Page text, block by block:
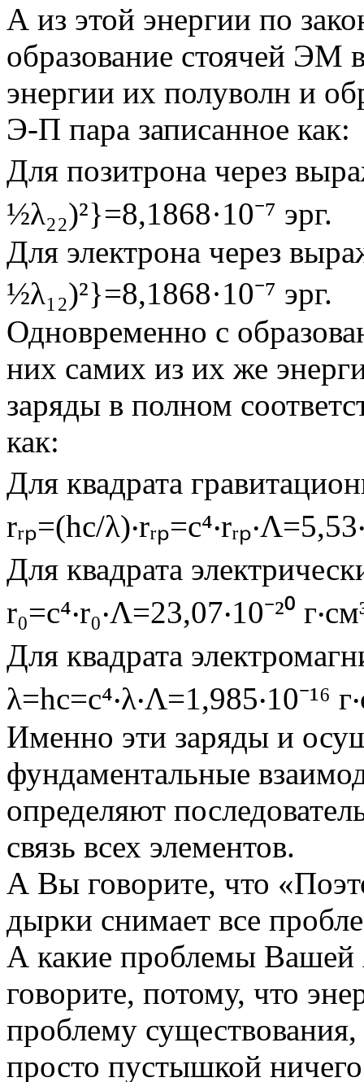
А из этой энергии по
образование стоячей ЭМ
энергии их полуволн и
Э-П пара записанное как:
Для позитрона через
½λ₂₂)²}=8,1868·10⁻⁷ эрг.
Для электрона через
½λ₁₂)²}=8,1868·10⁻⁷ эрг.
Одновременно с
них самих из их же
заряды в полном
как:
Для квадрата
rᵣₚ=(hc/
Для квадрата
r₀=c⁴‧r₀‧Λ=23,07‧10⁻²⁰
Для квадрата
λ=hc=c⁴‧λ‧Λ=1,985‧10⁻¹⁶
Именно эти заряды и
фундаментальные
определяют
связь всех элементов.
А Вы говорите, что
дырки снимает все
А какие проблемы
говорите, потому, что
проблему
просто пустышкой